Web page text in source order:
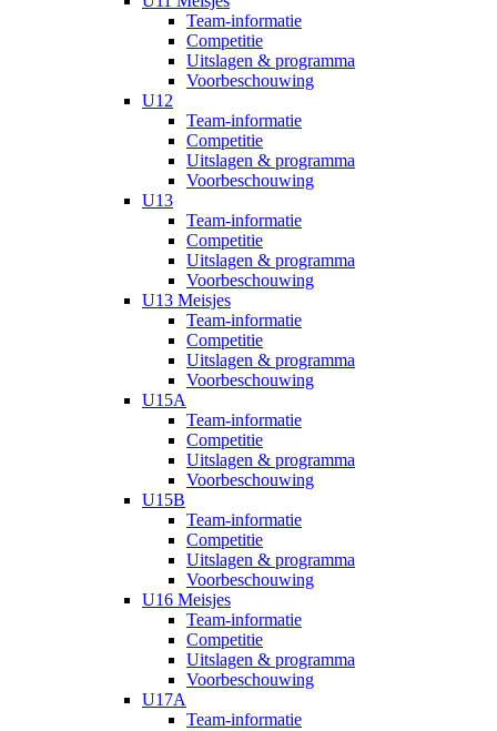
Team-informatie
Competitie
Uitslagen & programma
Voorbeschouwing
U12
Team-informatie
Competitie
Uitslagen & programma
Voorbeschouwing
U13
Team-informatie
Competitie
Uitslagen & programma
Voorbeschouwing
U13 Meisjes
Team-informatie
Competitie
Uitslagen & programma
Voorbeschouwing
U15A
Team-informatie
Competitie
Uitslagen & programma
Voorbeschouwing
U15B
Team-informatie
Competitie
Uitslagen & programma
Voorbeschouwing
U16 Meisjes
Team-informatie
Competitie
Uitslagen & programma
Voorbeschouwing
U17A
Team-informatie